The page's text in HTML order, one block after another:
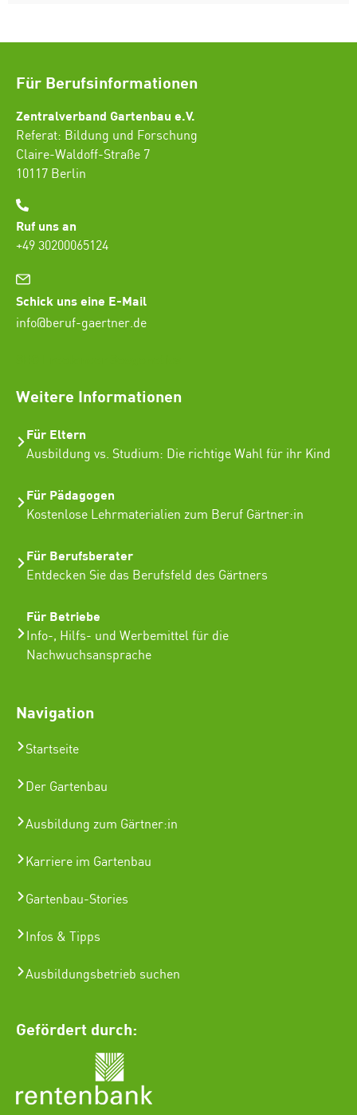
Für Berufsinformationen
Zentralverband Gartenbau e.V.
Referat: Bildung und Forschung
Claire-Waldoff-Straße 7
10117 Berlin
Ruf uns an
+49 30200065124
Schick uns eine E-Mail
info@beruf-gaertner.de
Weitere Informationen
Für Eltern
Ausbildung vs. Studium: Die richtige Wahl für ihr Kind
Für Pädagogen
Kostenlose Lehrmaterialien zum Beruf Gärtner:in
Für Berufsberater
Entdecken Sie das Berufsfeld des Gärtners
Für Betriebe
Info-, Hilfs- und Werbemittel für die
Nachwuchsansprache
Navigation
Startseite
Der Gartenbau
Ausbildung zum Gärtner:in
Karriere im Gartenbau
Gartenbau-Stories
Infos & Tipps
Ausbildungsbetrieb suchen
Gefördert durch: